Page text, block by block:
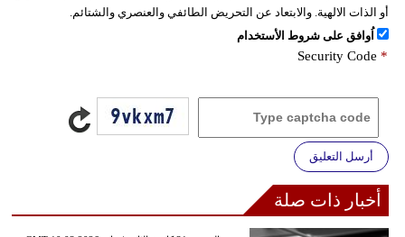
أو الذات الالهية. والابتعاد عن التحريض الطائفي والعنصري والشتائم.
اُوافق على شروط الأستخدام
Security Code *
أرسل التعليق
أخبار ذات صلة